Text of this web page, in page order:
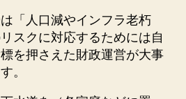
「人口減やインフラ老朽
スクに対応するためには自
を押さえた財政運営が大事
。